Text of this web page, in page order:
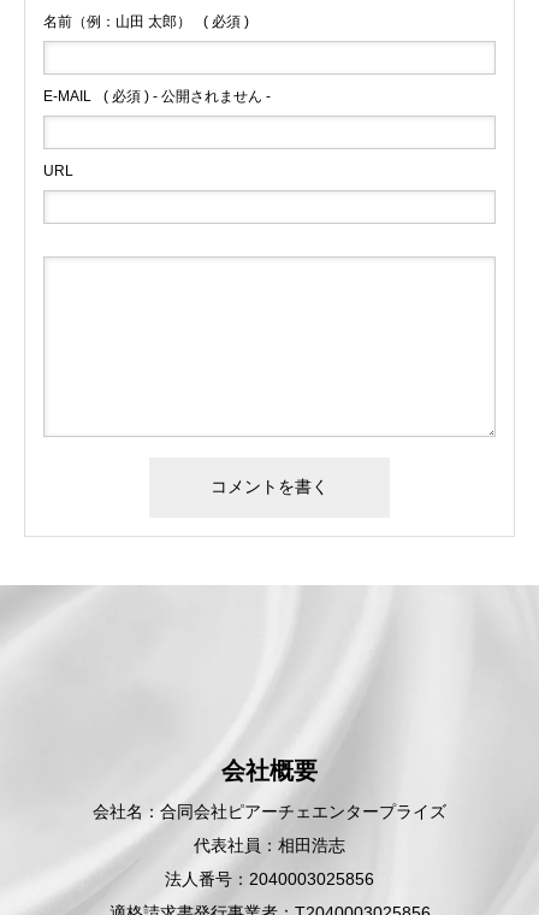
名前（例：山田 太郎） ( 必須 )
E-MAIL ( 必須 ) - 公開されません -
URL
会社概要
会社名：合同会社ピアーチェエンタープライズ
代表社員：相田浩志
法人番号：2040003025856